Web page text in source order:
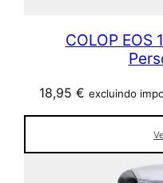
COLOP EOS
18,95 € excluindo